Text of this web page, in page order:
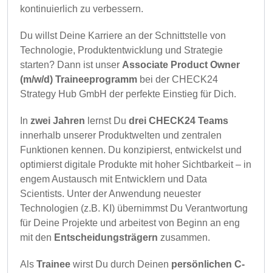
kontinuierlich zu verbessern.
Du willst Deine Karriere an der Schnittstelle von
Technologie, Produktentwicklung und Strategie
starten? Dann ist unser Associate Product Owner
(m/w/d) Traineeprogramm bei der CHECK24
Strategy Hub GmbH der perfekte Einstieg für Dich.
In zwei Jahren lernst Du drei CHECK24 Teams
innerhalb unserer Produktwelten und zentralen
Funktionen kennen. Du konzipierst, entwickelst und
optimierst digitale Produkte mit hoher Sichtbarkeit – in
engem Austausch mit Entwicklern und Data
Scientists. Unter der Anwendung neuester
Technologien (z.B. KI) übernimmst Du Verantwortung
für Deine Projekte und arbeitest von Beginn an eng
mit den Entscheidungsträgern zusammen.
Als Trainee wirst Du durch Deinen persönlichen C-